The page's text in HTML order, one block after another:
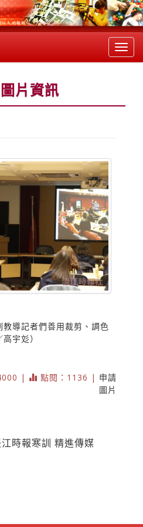
片資訊
導記者們善用裁剪、調色
宇彣）
| 點閱：1136 | 申請
圖片
時報寒訓 精進傳媒